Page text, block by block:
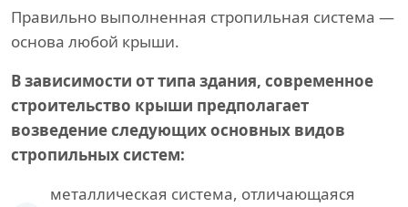
Правильно выполненная стропильная система —
основа любой крыши.
В зависимости от типа здания, современное
строительство крыши предполагает
возведение следующих основных видов
стропильных систем:
металлическая система, отличающаяся